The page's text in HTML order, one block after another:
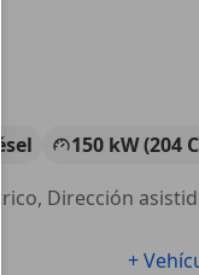
150 kW (204
+